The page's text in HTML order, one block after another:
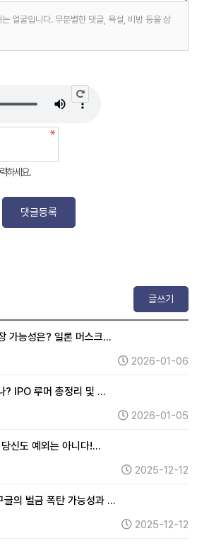
얼굴입니다. 무분별한 댓글, 욕설, 비방 등을 삼
하세요.
댓글등록
글쓰기
가능성은? 일론 머스크…
2026-01-06
? IPO 루머 총정리 및 …
2026-01-05
신도 예외는 아니다!…
2025-12-12
글의 벌금 폭탄 가능성과 …
2025-12-12